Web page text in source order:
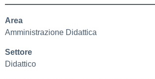
Area
Amministrazione Didattica
Settore
Didattico